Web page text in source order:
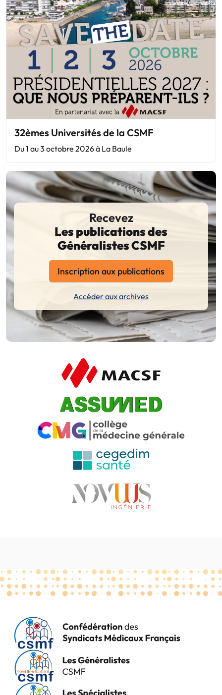
32èmes Universités de la CSMF
Du 1 au 3 octobre 2026 à La Baule
Recevez
Les publications des
Généralistes CSMF
Inscription aux publications
Accéder aux archives